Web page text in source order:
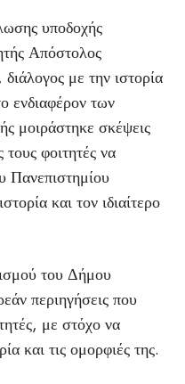
υποδοχής
Απόστολος
με την ιστορία
ενδιαφέρον των
μοιράστηκε σκέψεις
φοιτητές να
Πανεπιστημίου
και τον ιδιαίτερο
του Δήμου
περιηγήσεις που
με στόχο να
και τις ομορφιές της.